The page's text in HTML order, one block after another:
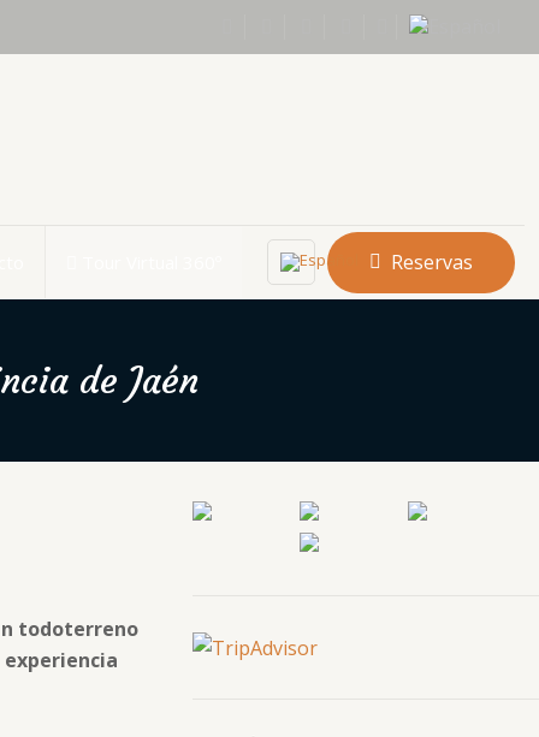
Reservas
de Jaén
todoterreno